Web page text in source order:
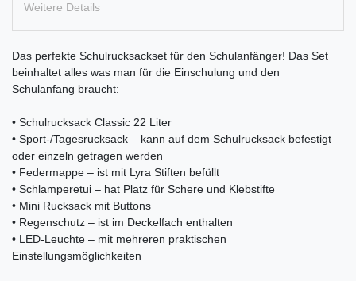
Weitere Details
Das perfekte Schulrucksackset für den Schulanfänger! Das Set
beinhaltet alles was man für die Einschulung und den
Schulanfang braucht:
• Schulrucksack Classic 22 Liter
• Sport-/Tagesrucksack – kann auf dem Schulrucksack befestigt
oder einzeln getragen werden
• Federmappe – ist mit Lyra Stiften befüllt
• Schlamperetui – hat Platz für Schere und Klebstifte
• Mini Rucksack mit Buttons
• Regenschutz – ist im Deckelfach enthalten
• LED-Leuchte – mit mehreren praktischen
Einstellungsmöglichkeiten